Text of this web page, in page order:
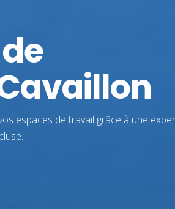
espaces de travail grâce à une